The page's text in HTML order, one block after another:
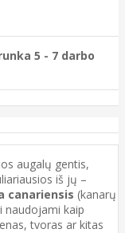
5 - 7 darbo
augalų gentis,
iš jų –
canariensis (kanarų
naudojami kaip
tvoras ar kitas